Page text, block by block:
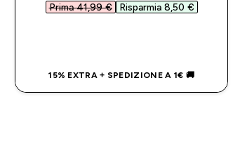
Prima 41,99 €‎ Risparmia 8,50 €‎
15% EXTRA + SPEDIZIONE A 1€ 🚚